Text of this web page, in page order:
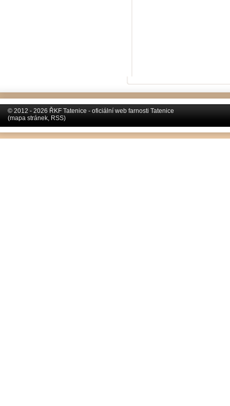
© 2012 - 2026 ŘKF Tatenice - oficiální web farnosti Tatenice
(mapa stránek, RSS)